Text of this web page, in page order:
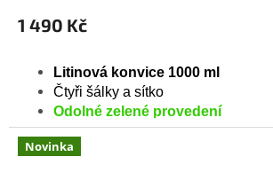
1 490 Kč
Litinová konvice 1000 ml
Čtyři šálky a sítko
Odolné zelené provedení
Novinka